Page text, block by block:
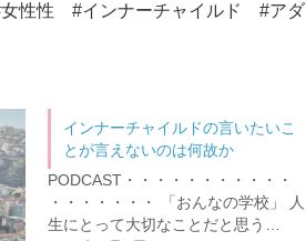
性性 #インナーチャイルド #アダ
インナーチャイルドの言いたいこ
とが言えないのは何故か
PODCAST・・・・・・・・・・・
・・・・・・・ 「おんなの学校」 人
生にとって大切なことだと思う…